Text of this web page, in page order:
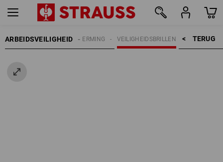
ARBEIDSVEILIGHEID TERUG    >
VEILIGHEIDSBRILLEN
OOGBESCHERMING